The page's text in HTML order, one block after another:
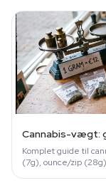
Cannabis-vægt:
Komplet guide til
(7g), ounce/zip